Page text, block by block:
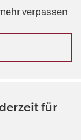
verpassen
für